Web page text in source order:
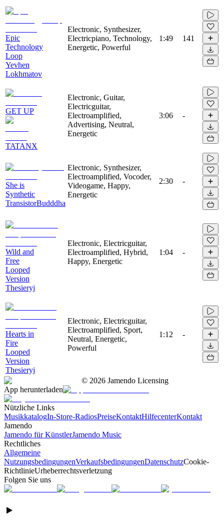
Epic
Technology
Loop
Yevhen
Lokhmatov
Electronic, Synthesizer,
Electricpiano, Technology,
Energetic, Powerful
1:49 141
GET UP
TATANX
Electronic, Guitar,
Electricguitar,
Electroamplified,
Advertising, Neutral,
Energetic
3:06 -
She is
Synthetic
TransistorBudddha
Electronic, Synthesizer,
Electroamplified, Vocoder,
Videogame, Happy,
Energetic
2:30 -
Wild and
Free
Looped
Version
Thesieryj
Electronic, Electricguitar,
Electroamplified, Hybrid,
Happy, Energetic
1:04 -
Hearts in
Fire
Looped
Version
Thesieryj
Electronic, Electricguitar,
Electroamplified, Sport,
Neutral, Energetic,
Powerful
1:12 -
© 2026 Jamendo Licensing
App herunterladen
Nützliche Links
MusikkatalogIn-Store-RadiosPreiseKontaktHilfecenterKontakt
Jamendo
Jamendo für KünstlerJamendo Music
Rechtliches
Allgemeine
NutzungsbedingungenVerkaufsbedingungenDatenschutzCookie-
RichtlinieUrheberrechtsverletzung
Folgen Sie uns